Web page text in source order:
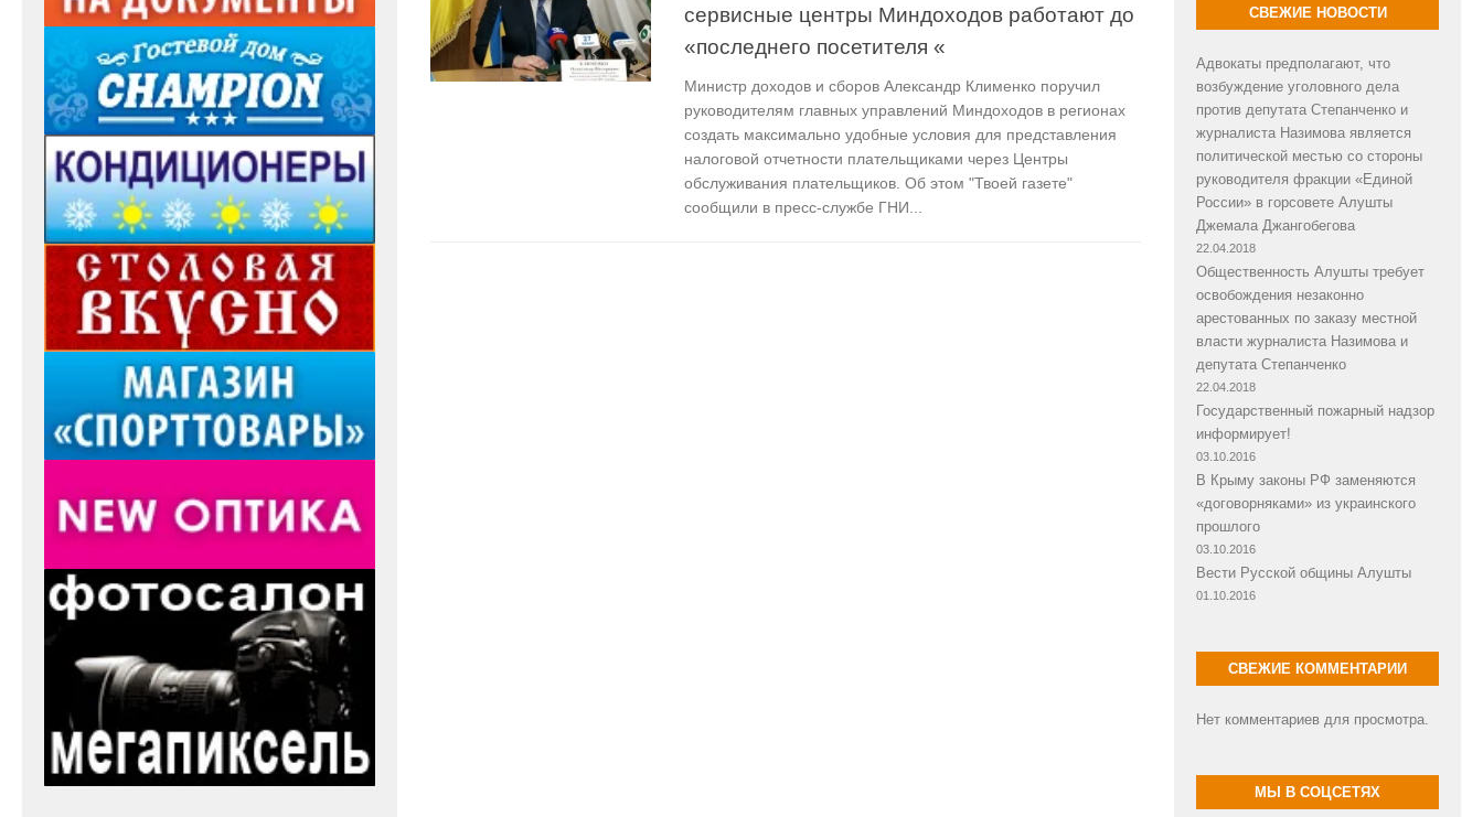
сервисные центры Миндоходов работают до
«последнего посетителя «
Министр доходов и сборов Александр Клименко поручил
руководителям главных управлений Миндоходов в регионах
создать максимально удобные условия для представления
налоговой отчетности плательщиками через Центры
обслуживания плательщиков. Об этом "Твоей газете"
сообщили в пресс-службе ГНИ...
СВЕЖИЕ НОВОСТИ
Адвокаты предполагают, что
возбуждение уголовного дела
против депутата Степанченко и
журналиста Назимова является
политической местью со стороны
руководителя фракции «Единой
России» в горсовете Алушты
Джемала Джангобегова
22.04.2018
Общественность Алушты требует
освобождения незаконно
арестованных по заказу местной
власти журналиста Назимова и
депутата Степанченко
22.04.2018
Государственный пожарный надзор
информирует!
03.10.2016
В Крыму законы РФ заменяются
«договорняками» из украинского
прошлого
03.10.2016
Вести Русской общины Алушты
01.10.2016
СВЕЖИЕ КОММЕНТАРИИ
Нет комментариев для просмотра.
МЫ В СОЦСЕТЯХ